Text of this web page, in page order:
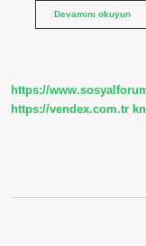
Devamını okuyun
https://
https://vendex.com.tr